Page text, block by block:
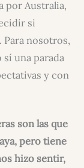
por Australia,
si
nosotros,
una parada
y con
son las que
pero tiene
hizo sentir,